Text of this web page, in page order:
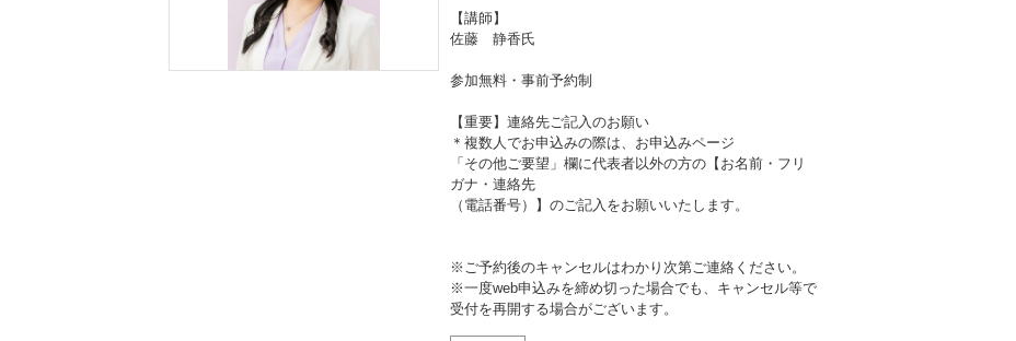
【講師】
佐藤 静香氏
参加無料・事前予約制
【重要】連絡先ご記入のお願い
＊複数人でお申込みの際は、お申込みページ
「その他ご要望」欄に代表者以外の方の【お名前・フリ
ガナ・連絡先
（電話番号）】のご記入をお願いいたします。
※ご予約後のキャンセルはわかり次第ご連絡ください。
※一度web申込みを締め切った場合でも、キャンセル等で
受付を再開する場合がございます。